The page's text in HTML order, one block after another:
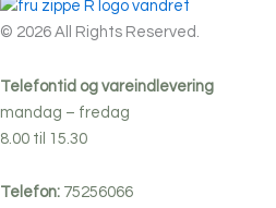
© 2026 All Rights Reserved.
Telefontid og vareindlevering
mandag – fredag
8.00 til 15.30
Telefon: 75256066